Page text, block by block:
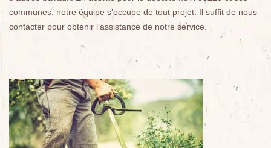
communes, notre équipe s’occupe de tout projet. Il suffit de nous
contacter pour obtenir l’assistance de notre service.